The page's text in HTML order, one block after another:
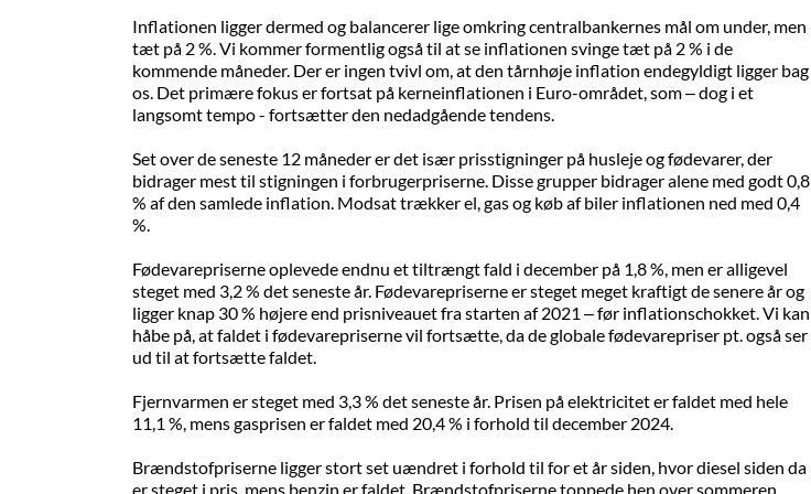
Inflationen ligger dermed og balancerer lige omkring centralbankernes mål om under, men
tæt på 2 %. Vi kommer formentlig også til at se inflationen svinge tæt på 2 % i de
kommende måneder. Der er ingen tvivl om, at den tårnhøje inflation endegyldigt ligger bag
os. Det primære fokus er fortsat på kerneinflationen i Euro-området, som – dog i et
langsomt tempo - fortsætter den nedadgående tendens.
Set over de seneste 12 måneder er det især prisstigninger på husleje og fødevarer, der
bidrager mest til stigningen i forbrugerpriserne. Disse grupper bidrager alene med godt 0,8
% af den samlede inflation. Modsat trækker el, gas og køb af biler inflationen ned med 0,4
%.
Fødevarepriserne oplevede endnu et tiltrængt fald i december på 1,8 %, men er alligevel
steget med 3,2 % det seneste år. Fødevarepriserne er steget meget kraftigt de senere år og
ligger knap 30 % højere end prisniveauet fra starten af 2021 – før inflationschokket. Vi kan
håbe på, at faldet i fødevarepriserne vil fortsætte, da de globale fødevarepriser pt. også ser
ud til at fortsætte faldet.
Fjernvarmen er steget med 3,3 % det seneste år. Prisen på elektricitet er faldet med hele
11,1 %, mens gasprisen er faldet med 20,4 % i forhold til december 2024.
Brændstofpriserne ligger stort set uændret i forhold til for et år siden, hvor diesel siden da
er steget i pris, mens benzin er faldet. Brændstofpriserne toppede hen over sommeren